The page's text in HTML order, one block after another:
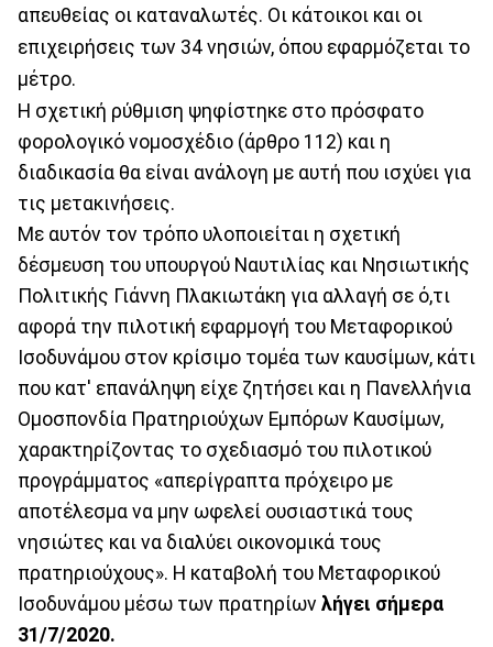
απευθείας οι καταναλωτές. Οι κάτοικοι και οι
επιχειρήσεις των 34 νησιών, όπου εφαρμόζεται το
μέτρο.
Η σχετική ρύθμιση ψηφίστηκε στο πρόσφατο
φορολογικό νομοσχέδιο (άρθρο 112) και η
διαδικασία θα είναι ανάλογη με αυτή που ισχύει για
τις μετακινήσεις.
Με αυτόν τον τρόπο υλοποιείται η σχετική
δέσμευση του υπουργού Ναυτιλίας και Νησιωτικής
Πολιτικής Γιάννη Πλακιωτάκη για αλλαγή σε ό,τι
αφορά την πιλοτική εφαρμογή του Μεταφορικού
Ισοδυνάμου στον κρίσιμο τομέα των καυσίμων, κάτι
που κατ' επανάληψη είχε ζητήσει και η Πανελλήνια
Ομοσπονδία Πρατηριούχων Εμπόρων Καυσίμων,
χαρακτηρίζοντας το σχεδιασμό του πιλοτικού
προγράμματος «απερίγραπτα πρόχειρο με
αποτέλεσμα να μην ωφελεί ουσιαστικά τους
νησιώτες και να διαλύει οικονομικά τους
πρατηριούχους». Η καταβολή του Μεταφορικού
Ισοδυνάμου μέσω των πρατηρίων λήγει σήμερα
31/7/2020.